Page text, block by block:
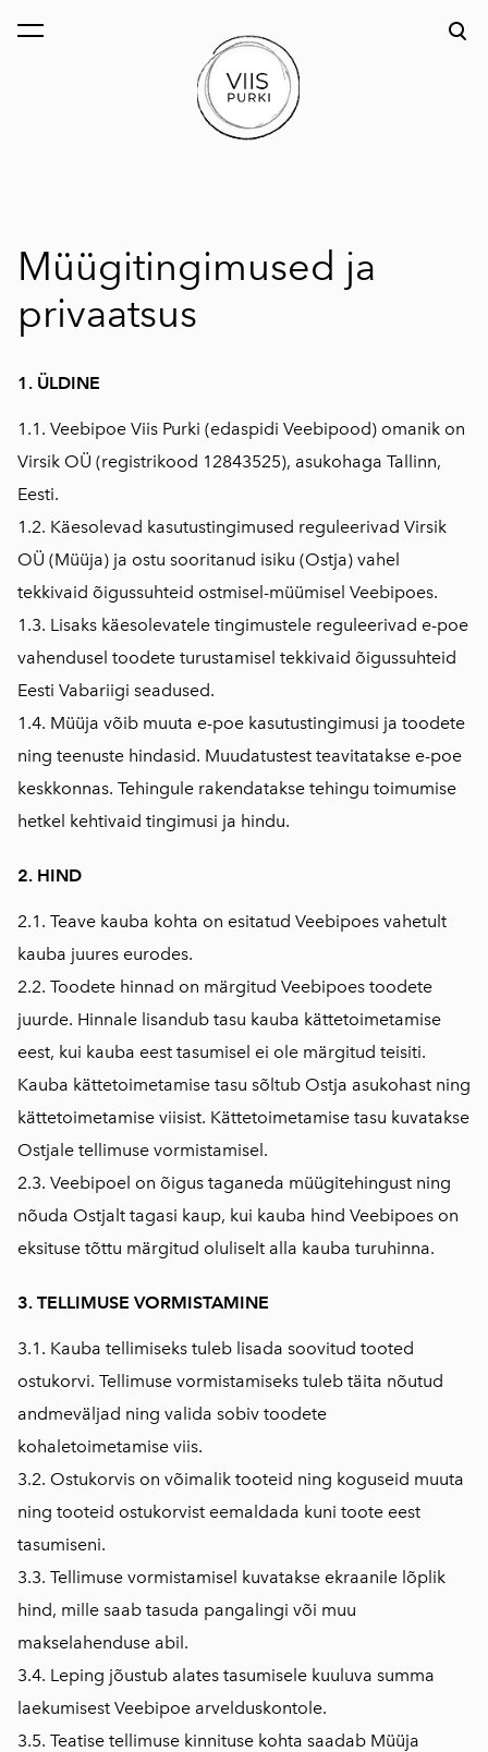
lisati ostukorvi. Vaata ostukorvi
Müügitingimused ja
privaatsus
1. ÜLDINE
1.1. Veebipoe Viis Purki (edaspidi Veebipood) omanik on
Virsik OÜ (registrikood 12843525), asukohaga Tallinn,
Eesti.
1.2. Käesolevad kasutustingimused reguleerivad Virsik
OÜ (Müüja) ja ostu sooritanud isiku (Ostja) vahel
tekkivaid õigussuhteid ostmisel-müümisel Veebipoes.
1.3. Lisaks käesolevatele tingimustele reguleerivad e-poe
vahendusel toodete turustamisel tekkivaid õigussuhteid
Eesti Vabariigi seadused.
1.4. Müüja võib muuta e-poe kasutustingimusi ja toodete
ning teenuste hindasid. Muudatustest teavitatakse e-poe
keskkonnas. Tehingule rakendatakse tehingu toimumise
hetkel kehtivaid tingimusi ja hindu.
2. HIND
2.1. Teave kauba kohta on esitatud Veebipoes vahetult
kauba juures eurodes.
2.2. Toodete hinnad on märgitud Veebipoes toodete
juurde. Hinnale lisandub tasu kauba kättetoimetamise
eest, kui kauba eest tasumisel ei ole märgitud teisiti.
Kauba kättetoimetamise tasu sõltub Ostja asukohast ning
kättetoimetamise viisist. Kättetoimetamise tasu kuvatakse
Ostjale tellimuse vormistamisel.
2.3. Veebipoel on õigus taganeda müügitehingust ning
nõuda Ostjalt tagasi kaup, kui kauba hind Veebipoes on
eksituse tõttu märgitud oluliselt alla kauba turuhinna.
3. TELLIMUSE VORMISTAMINE
3.1. Kauba tellimiseks tuleb lisada soovitud tooted
ostukorvi. Tellimuse vormistamiseks tuleb täita nõutud
andmeväljad ning valida sobiv toodete
kohaletoimetamise viis.
3.2. Ostukorvis on võimalik tooteid ning koguseid muuta
ning tooteid ostukorvist eemaldada kuni toote eest
tasumiseni.
3.3. Tellimuse vormistamisel kuvatakse ekraanile lõplik
hind, mille saab tasuda pangalingi või muu
makselahenduse abil.
3.4. Leping jõustub alates tasumisele kuuluva summa
laekumisest Veebipoe arvelduskontole.
3.5. Teatise tellimuse kinnituse kohta saadab Müüja